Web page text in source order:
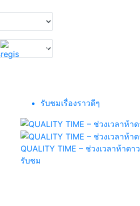
ดาว
รับชมเรื่องราวดีๆ
QUALITY TIME – ช่วงเวลาห้าดาว
รับชม